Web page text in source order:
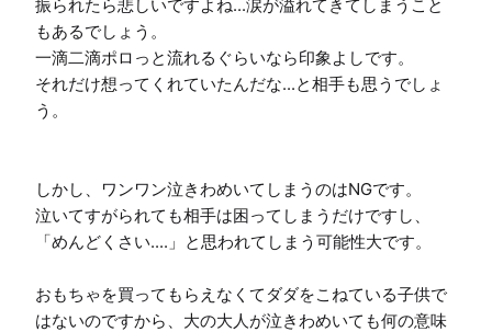
振られたら悲しいですよね...涙が溢れてきてしまうこと
もあるでしょう。
一滴二滴ポロっと流れるぐらいなら印象よしです。
それだけ想ってくれていたんだな...と相手も思うでしょ
う。
しかし、ワンワン泣きわめいてしまうのはNGです。
泣いてすがられても相手は困ってしまうだけですし、
「めんどくさい....」と思われてしまう可能性大です。
おもちゃを買ってもらえなくてダダをこねている子供で
はないのですから、大の大人が泣きわめいても何の意味